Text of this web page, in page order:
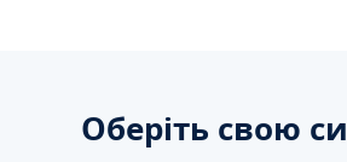
Оберіть свою